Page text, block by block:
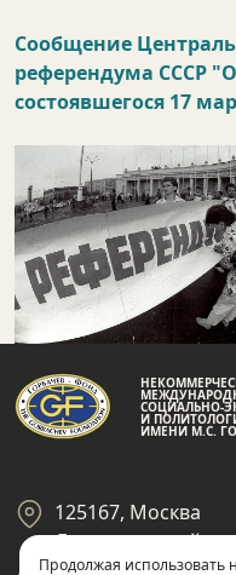
Сообщение
референдума СССР
состоявшегося 17
СОЦИАЛЬНО-
И
ИМЕНИ М.С.
125167, Москва
Ленинградский
Продолжая использовать